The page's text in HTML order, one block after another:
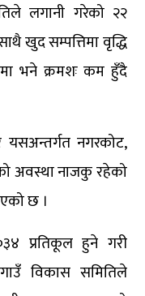
लगानी गरेको २२
खुद सम्पत्तिमा वृद्धि
भने क्रमशः कम हुँदै
यसअन्तर्गत नगरकोट,
अवस्था नाजकु रहेको
छ ।
प्रतिकूल हुने गरी
विकास समितिले